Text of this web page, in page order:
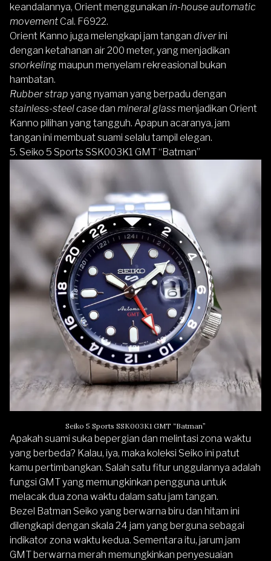
keandalannya, Orient menggunakan in-house automatic
movementCal. F6922.
Orient Kanno juga melengkapi jam tangan diverini
dengan ketahanan air 200 meter, yang menjadikan
snorkelingmaupun menyelam rekreasional bukan
hambatan.
Rubber strap yang nyaman yang berpadu dengan
stainless-steel casedan mineral glassmenjadikan Orient
Kanno pilihan yang tangguh. Apapun acaranya, jam
tangan ini membuat suami selalu tampil elegan.
5. Seiko 5 Sports SSK003K1 GMT “Batman”
Seiko 5 Sports SSK003K1 GMT “Batman”
Apakah suami suka bepergian dan melintasi zona waktu
yang berbeda? Kalau, iya, maka koleksi Seiko ini patut
kamu pertimbangkan. Salah satu fitur unggulannya adalah
fungsi GMT yang memungkinkan pengguna untuk
melacak dua zona waktu dalam satu jam tangan.
Bezel Batman Seiko yang berwarna biru dan hitam ini
dilengkapi dengan skala 24 jam yang berguna sebagai
indikator zona waktu kedua. Sementara itu, jarum jam
GMT berwarna merah memungkinkan penyesuaian